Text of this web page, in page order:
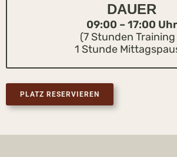
DAUER
09:00 – 17:00 Uhr
(7 Stunden Training
1 Stunde
PLATZ RESERVIEREN